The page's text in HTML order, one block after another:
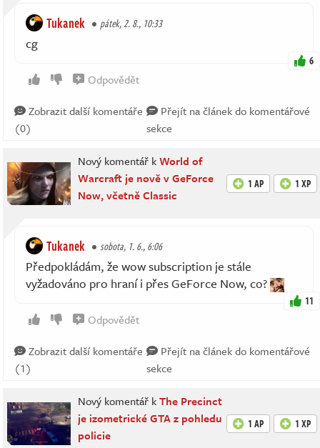
Tukanek pátek, 2. 8., 10:33
cg
6
Odpovědět
Zobrazit další komentáře
(0)
Přejít na článek do komentářové
sekce
Nový komentář kWorld of
Warcraft je nově v GeForce
Now, včetně Classic
1 AP 1 XP
Tukanek sobota, 1. 6., 6:06
Předpokládám, že wow subscription je stále
vyžadováno pro hraní i přes GeForce Now, co?
11
Odpovědět
Zobrazit další komentáře
(1)
Přejít na článek do komentářové
sekce
Nový komentář kThe Precinct
je izometrické GTA z pohledu
policie
1 AP 1 XP